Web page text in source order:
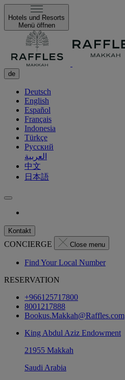
Hotels und Resorts
Menü öffnen
de
Deutsch
English
Español
Français
Indonesia
Türkçe
Русский
العربية
中文
日本語
Kontakt
CONCIERGE Close menu
Find Your Local Number
RESERVATION
+966125717800
8001217888
Bookus.Makkah@Raffles.com
King Abdul Aziz Endowment
21955 Makkah
Saudi Arabia